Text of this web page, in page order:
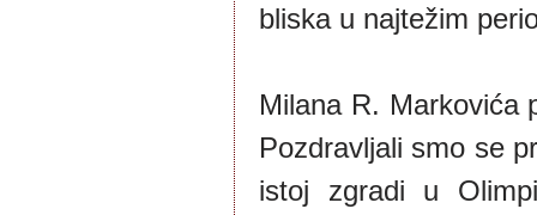
bliska u najtežim
Milana R. Markovića
Pozdravljali smo se
istoj zgradi u